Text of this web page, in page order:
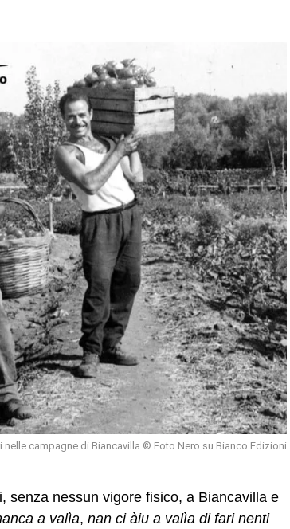
nelle campagne di Biancavilla © Foto Nero su Bianco Edizioni
senza nessun vigore fisico, a Biancavilla e
a valìa, nan ci àiu a valìa di fari nenti